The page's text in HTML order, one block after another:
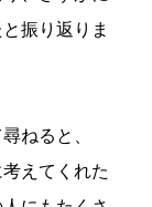
振り返りま
ねると、
えてくれた